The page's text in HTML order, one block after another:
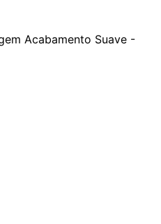
Acabamento Suave -